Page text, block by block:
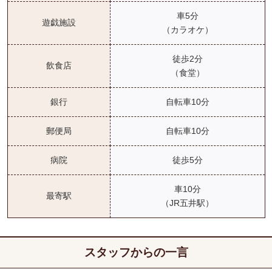
遊戯施設
車5分
（カラオケ）
飲食店
徒歩2分
（食堂）
銀行 自転車10分
郵便局 自転車10分
病院 徒歩5分
最寄駅
車10分
（JR五井駅）
スタッフからの一言